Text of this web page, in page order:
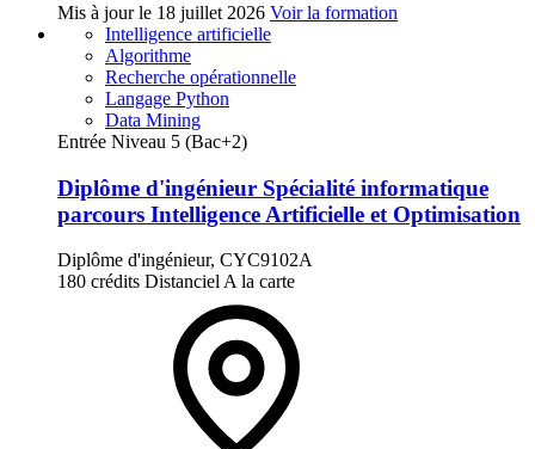
Mis à jour le 18 juillet 2026 Voir la formation
Intelligence artificielle
Algorithme
Recherche opérationnelle
Langage Python
Data Mining
Entrée Niveau 5 (Bac+2)
Diplôme d'ingénieur Spécialité informatique
parcours Intelligence Artificielle et Optimisation
Diplôme d'ingénieur, CYC9102A
180 crédits Distanciel A la carte